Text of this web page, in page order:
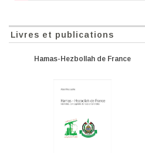
Livres et publications
Hamas-Hezbollah de France